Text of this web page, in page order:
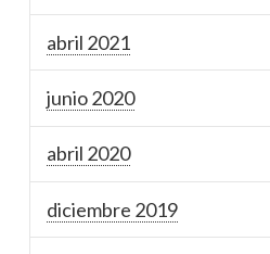
abril 2021
junio 2020
abril 2020
diciembre 2019